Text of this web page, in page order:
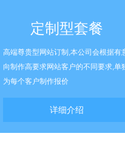
定制型套餐
高端尊贵型网站订制,本公司会根据有
向制作高要求网站客户的不同要求,单
为每个客户制作报价
详细介绍